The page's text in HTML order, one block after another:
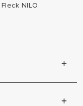
NILO.
como